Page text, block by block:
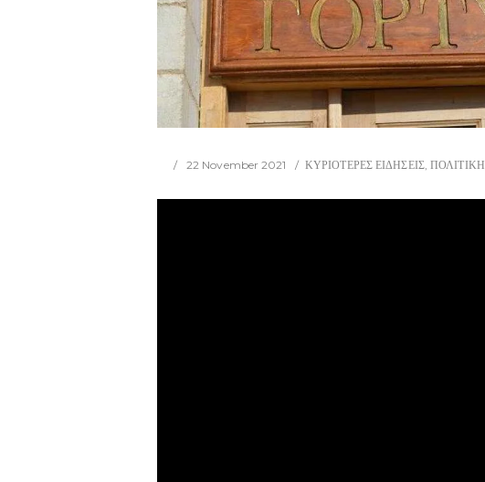
22 November 2021 ΚΥΡΙΟΤΕΡΕΣ ΕΙΔΗΣΕΙΣ,ΠΟΛΙΤΙΚΗ